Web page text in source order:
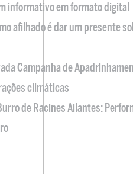
informativo em formato digital
afilhado é dar um presente
Campanha de
climáticas
de Racines Ailantes: